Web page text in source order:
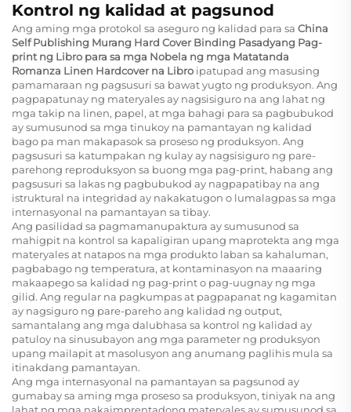
Kontrol ng kalidad at pagsunod
Ang aming mga protokol sa aseguro ng kalidad para sa China
Self Publishing Murang Hard Cover Binding Pasadyang Pag-
print ng Libro para sa mga Nobela ng mga Matatanda
Romanza Linen Hardcover na Libro ipatupad ang masusing
pamamaraan ng pagsusuri sa bawat yugto ng produksyon. Ang
pagpapatunay ng materyales ay nagsisiguro na ang lahat ng
mga takip na linen, papel, at mga bahagi para sa pagbubukod
ay sumusunod sa mga tinukoy na pamantayan ng kalidad
bago pa man makapasok sa proseso ng produksyon. Ang
pagsusuri sa katumpakan ng kulay ay nagsisiguro ng pare-
parehong reproduksyon sa buong mga pag-print, habang ang
pagsusuri sa lakas ng pagbubukod ay nagpapatibay na ang
istruktural na integridad ay nakakatugon o lumalagpas sa mga
internasyonal na pamantayan sa tibay.
Ang pasilidad sa pagmamanupaktura ay sumusunod sa
mahigpit na kontrol sa kapaligiran upang maprotekta ang mga
materyales at natapos na mga produkto laban sa kahaluman,
pagbabago ng temperatura, at kontaminasyon na maaaring
makaapego sa kalidad ng pag-print o pag-uugnay ng mga
gilid. Ang regular na pagkumpas at pagpapanat ng kagamitan
ay nagsiguro ng pare-pareho ang kalidad ng output,
samantalang ang mga dalubhasa sa kontrol ng kalidad ay
patuloy na sinusubayon ang mga parameter ng produksyon
upang mailapit at masolusyon ang anumang paglihis mula sa
itinakdang pamantayan.
Ang mga internasyonal na pamantayan sa pagsunod ay
gumabay sa aming mga proseso sa produksyon, tiniyak na ang